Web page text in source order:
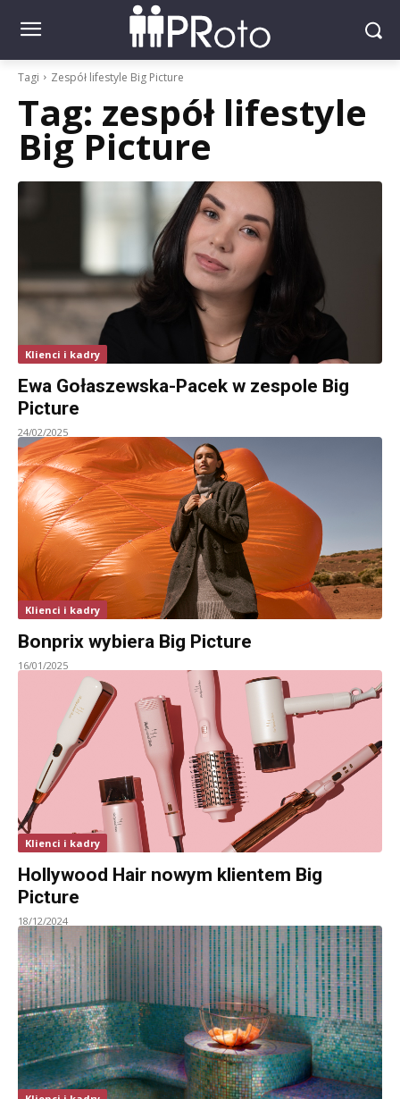
Tagi Zespół lifestyle Big Picture
Tag: zespół lifestyle
Big Picture
Klienci i kadry
Ewa Gołaszewska-Pacek w zespole Big
Picture
24/02/2025
Klienci i kadry
Bonprix wybiera Big Picture
16/01/2025
Klienci i kadry
Hollywood Hair nowym klientem Big
Picture
18/12/2024